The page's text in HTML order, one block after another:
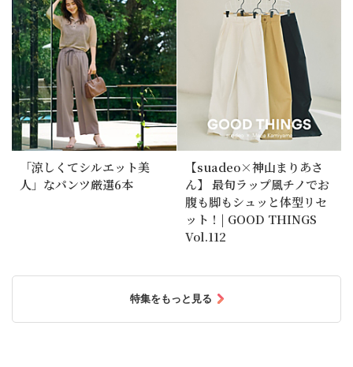
「涼しくてシルエット美
人」なパンツ厳選6本
【suadeo×神山まりあさ
ん】 最旬ラップ風チノでお
腹も脚もシュッと体型リセ
ット！| GOOD THINGS
Vol.112
特集をもっと見る